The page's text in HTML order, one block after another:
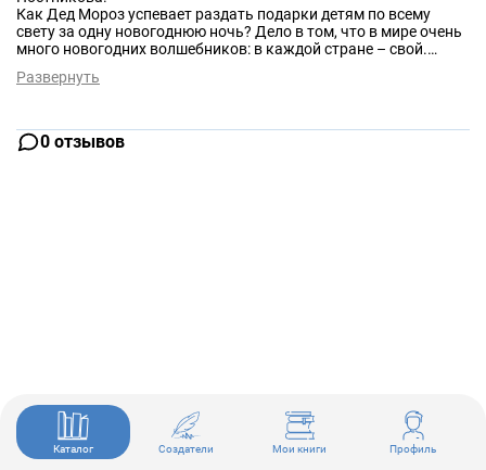
Как Дед Мороз успевает раздать подарки детям по всему
свету за одну новогоднюю ночь? Дело в том, что в мире очень
много новогодних волшебников: в каждой стране – свой.
новогодним волшебникам раздавать подарки. Волшебники ни
вовремя пришли им на помощь.
Развернуть
0 отзывов
Каталог Создатели Мои книги Профиль